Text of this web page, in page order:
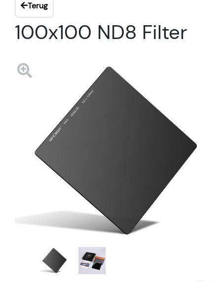
Terug
100x100 ND8 Filter